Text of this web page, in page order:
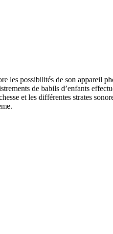
possibilités de son appareil
de babils d’enfants
et les différentes strates